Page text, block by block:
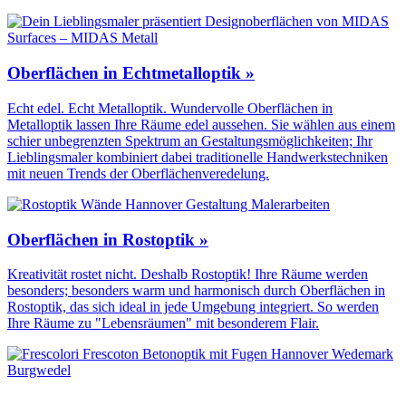
Oberflächen in Echtmetalloptik »
Echt edel. Echt Metalloptik. Wundervolle Oberflächen in
Metalloptik lassen Ihre Räume edel aussehen. Sie wählen aus einem
schier unbegrenzten Spektrum an Gestaltungs­möglichkeiten; Ihr
Lieblingsmaler kombiniert dabei traditionelle Handwerks­techniken
mit neuen Trends der Oberflächen­veredelung.
Oberflächen in Rostoptik »
Kreativität rostet nicht. Deshalb Rostoptik! Ihre Räume werden
besonders; besonders warm und harmonisch durch Oberflächen in
Rostoptik, das sich ideal in jede Umgebung integriert. So werden
Ihre Räume zu "Lebensräumen" mit besonderem Flair.